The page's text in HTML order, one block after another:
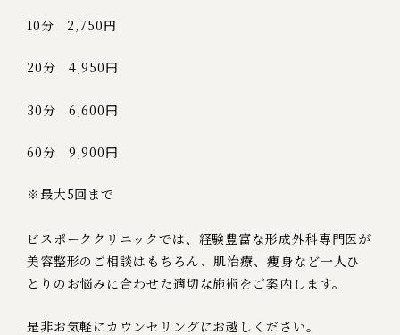
10分 2,750円
20分 4,950円
30分 6,600円
60分 9,900円
※最大5回まで
ビスポーククリニックでは、経験豊富な形成外科専門医が
美容整形のご相談はもちろん、肌治療、痩身など一人ひ
とりのお悩みに合わせた適切な施術をご案内します。
是非お気軽にカウンセリングにお越しください。